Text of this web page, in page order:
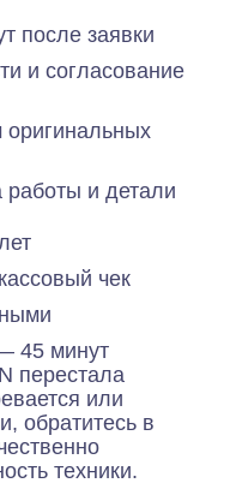
после заявки
и согласование
оригинальных
работы и детали
чек
45 минут
перестала
или
обратитесь в
техники.